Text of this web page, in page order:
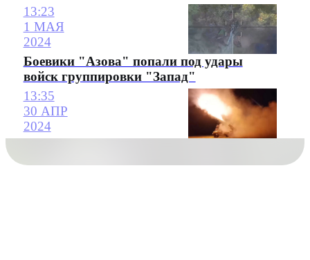
13:23
1 МАЯ
2024
Боевики "Азова" попали под удары
войск группировки "Запад"
13:35
30 АПР
2024